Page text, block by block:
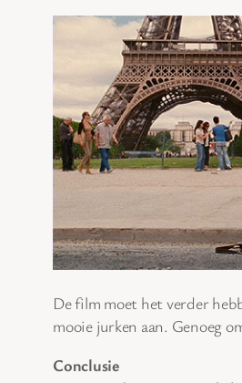
De film moet het verder
mooie jurken aan. Genoeg
Conclusie